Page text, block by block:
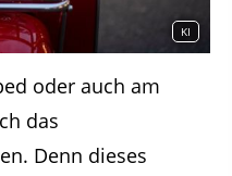
KI
oder auch am
das
Denn dieses